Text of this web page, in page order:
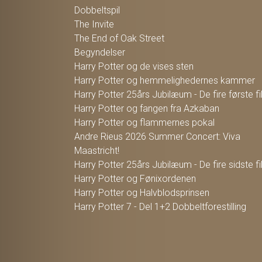
Dobbeltspil
The Invite
The End of Oak Street
Begyndelser
Harry Potter og de vises sten
Harry Potter og hemmelighedernes kammer
Harry Potter 25års Jubilæum - De fire første
Harry Potter og fangen fra Azkaban
Harry Potter og flammernes pokal
Andre Rieus 2026 Summer Concert: Viva
Maastricht!
Harry Potter 25års Jubilæum - De fire sidste
Harry Potter og Fønixordenen
Harry Potter og Halvblodsprinsen
Harry Potter 7 - Del 1+2 Dobbeltforestilling